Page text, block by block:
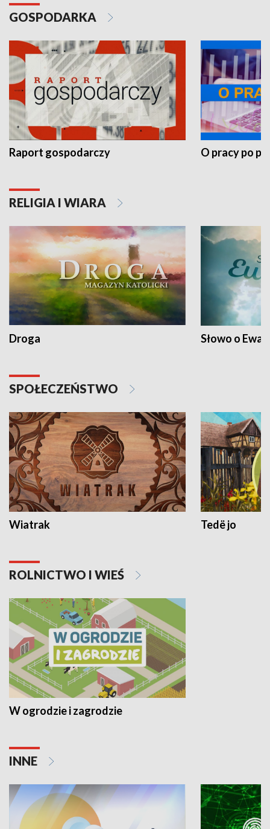
GOSPODARKA
Raport gospodarczy O pracy po
RELIGIA I WIARA
Droga Słowo o
SPOŁECZEŃSTWO
Wiatrak Tedë jo
ROLNICTWO I WIEŚ
W ogrodzie i zagrodzie
INNE